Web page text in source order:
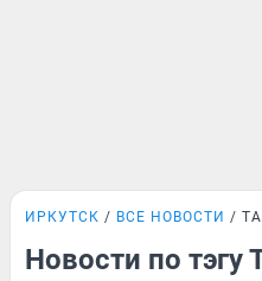
ИРКУТСК ВСЕ НОВОСТИ
Новости по тэгу